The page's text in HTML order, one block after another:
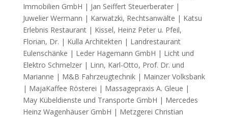
Immobilien GmbH | Jan Seiffert Steuerberater |
Juwelier Wermann | Karwatzki, Rechtsanwälte | Katsu
Erlebnis Restaurant | Kissel, Heinz Peter u. Pfeil,
Florian, Dr. | Kulla Architekten | Landrestaurant
Eulenschänke | Leder Hagemann GmbH | Licht und
Elektro Schmelzer | Linn, Karl-Otto, Prof. Dr. und
Marianne | M&B Fahrzeugtechnik | Mainzer Volksbank
| MajaKaffee Rösterei | Massagepraxis A. Gleue |
May Kübeldienste und Transporte GmbH | Mercedes
Heinz Wagenhäuser GmbH | Metzgerei Christian